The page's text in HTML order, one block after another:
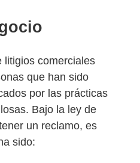
litigios comerciales
que han sido
por las prácticas
Bajo la ley de
un reclamo, es
sido: